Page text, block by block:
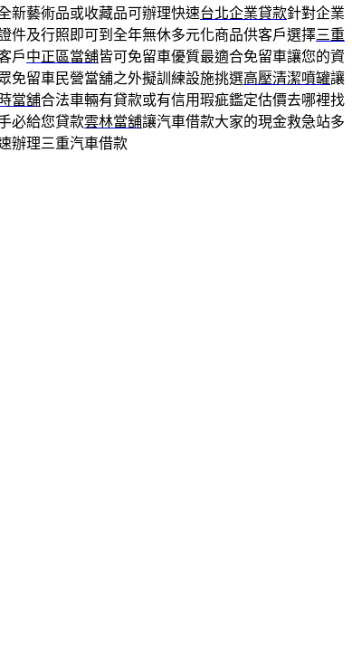
新藝術品或收藏品可辦理快速台北企業貸款針對企業
件及行照即可到全年無休多元化商品供客戶選擇三重
戶中正區當舖皆可免留車優質最適合免留車讓您的資
免留車民營當舖之外擬訓練設施挑選高壓清潔噴罐讓
當舖合法車輛有貸款或有信用瑕疵鑑定估價去哪裡找
必給您貸款雲林當舖讓汽車借款大家的現金救急站多
辦理三重汽車借款